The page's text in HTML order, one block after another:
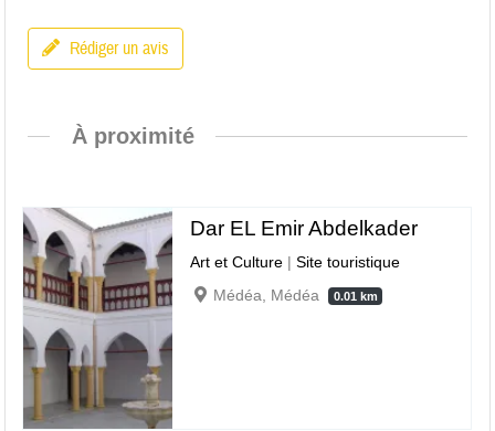
Rédiger un avis
À proximité
Dar EL Emir Abdelkader
Art et Culture |Site touristique
Médéa, Médéa
0.01 km